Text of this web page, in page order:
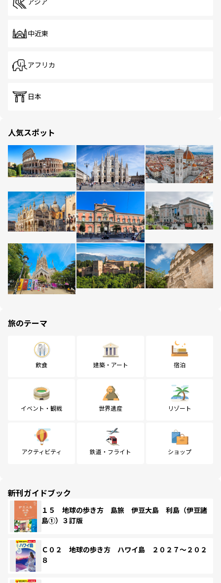
アジア
中近東
アフリカ
日本
人気スポット
旅のテーマ
飲食 建築・アート 宿泊
イベント・観戦 世界遺産 リゾート
アクティビティ 鉄道・フライト ショップ
新刊ガイドブック
１５ 地球の歩き方 島旅 伊豆大島 利島（伊豆諸
島①）３訂版
Ｃ０２ 地球の歩き方 ハワイ島 ２０２７～２０２
８